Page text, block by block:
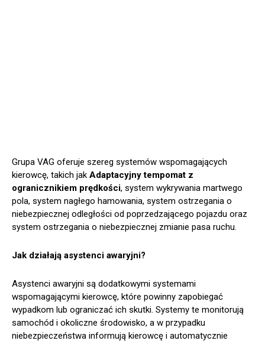
Grupa VAG oferuje szereg systemów wspomagających
kierowcę, takich jak Adaptacyjny tempomat z
ogranicznikiem prędkości, system wykrywania martwego
pola, system nagłego hamowania, system ostrzegania o
niebezpiecznej odległości od poprzedzającego pojazdu oraz
system ostrzegania o niebezpiecznej zmianie pasa ruchu.
Jak działają asystenci awaryjni?
Asystenci awaryjni są dodatkowymi systemami
wspomagającymi kierowcę, które powinny zapobiegać
wypadkom lub ograniczać ich skutki. Systemy te monitorują
samochód i okoliczne środowisko, a w przypadku
niebezpieczeństwa informują kierowcę i automatycznie